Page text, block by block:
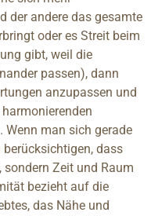
der andere das gesamte
oder es Streit beim
gibt, weil die
passen), dann
anzupassen und
Wenn man sich gerade
dass
Zeit und Raum
bezieht auf die
das Nähe und